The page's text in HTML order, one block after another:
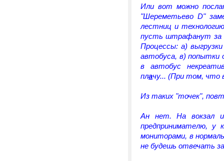
Или вот можно
"Шереметьево D"
лестниц и
пусть штрафанут за
Процессы: а)
автобуса, в) попытки
в автобус
плачу... (При том, что
Из таких "точек",
Ан нет. На вокзал
предпринимателю, у
мониторами, в
не будешь отвечать